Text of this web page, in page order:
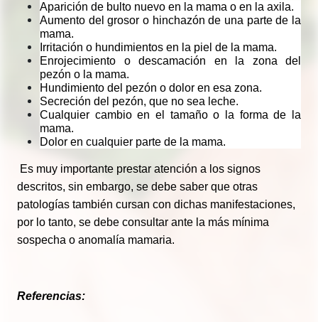
Aparición de bulto nuevo en la mama o en la axila.
Aumento del grosor o hinchazón de una parte de la
mama.
Irritación o hundimientos en la piel de la mama.
Enrojecimiento o descamación en la zona del
pezón o la mama.
Hundimiento del pezón o dolor en esa zona.
Secreción del pezón, que no sea leche.
Cualquier cambio en el tamaño o la forma de la
mama.
Dolor en cualquier parte de la mama.
Es muy importante prestar atención a los signos
descritos, sin embargo, se debe saber que otras
patologías también cursan con dichas manifestaciones,
por lo tanto, se debe consultar ante la más mínima
sospecha o anomalía mamaria.
Referencias: